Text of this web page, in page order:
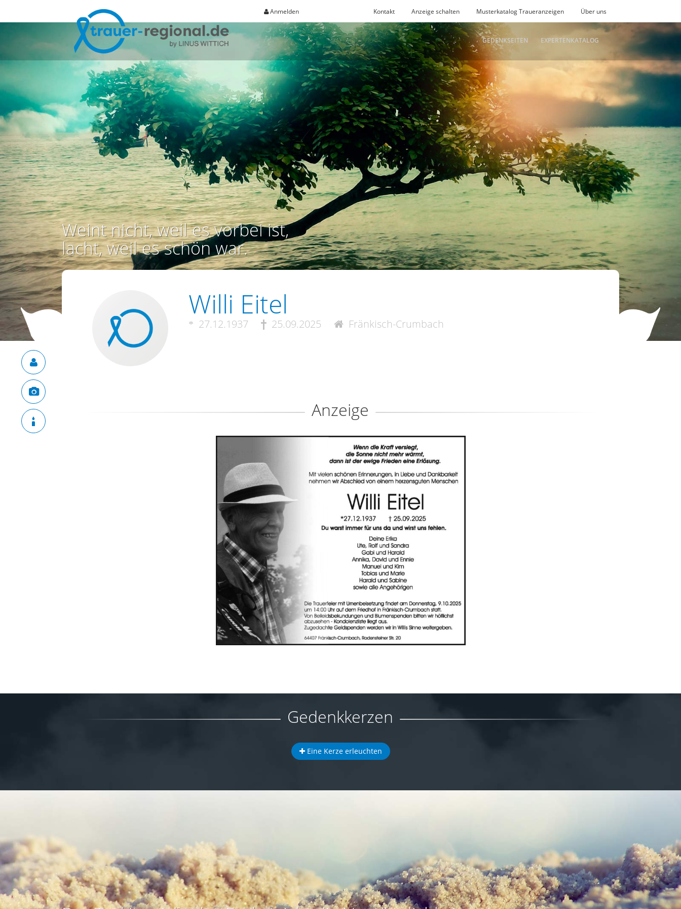
Anmelden Kontakt Anzeige schalten Musterkatalog Traueranzeigen Über uns
GEDENKSEITEN EXPERTENKATALOG
Weint nicht, weil es vorbei ist,
lacht, weil es schön war.
Willi Eitel
27.12.1937 25.09.2025 Fränkisch-Crumbach
Anzeige
Gedenkkerzen
Eine Kerze erleuchten